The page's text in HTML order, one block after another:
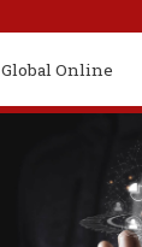
Global Online